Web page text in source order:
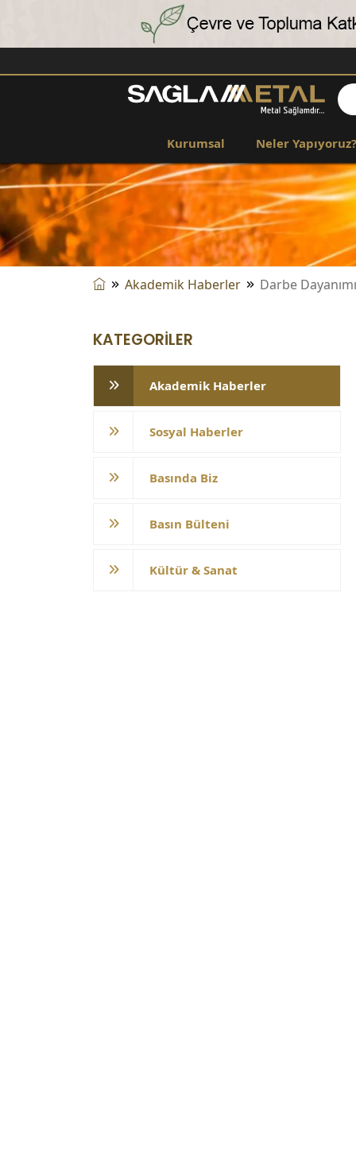
Kurumsal Neler Yapıyoruz?
Akademik Haberler Darbe
KATEGORİLER
Akademik Haberler
Sosyal Haberler
Basında Biz
Basın Bülteni
Kültür & Sanat